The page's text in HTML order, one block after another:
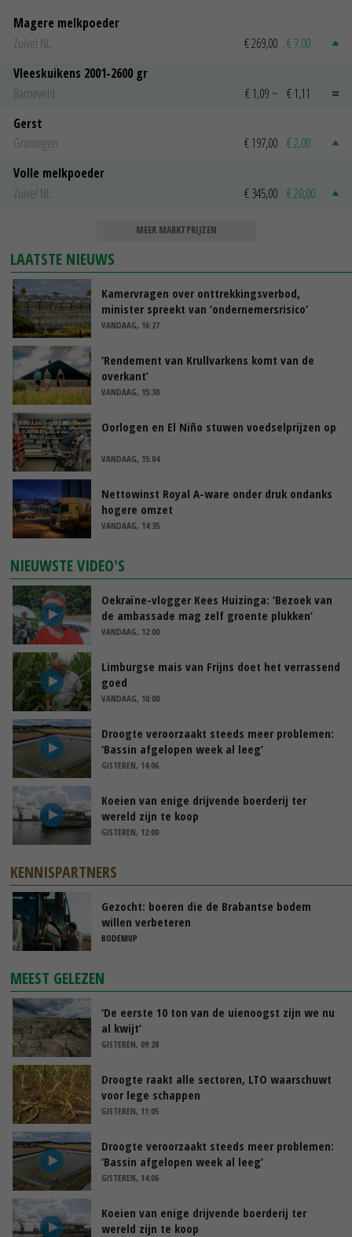
Magere melkpoeder
Zuivel NL
€ 269,00 € 7,00
Vleeskuikens 2001-2600 gr
Barneveld
€ 1,09 ~ € 1,11
Gerst
Groningen
€ 197,00 € 2,00
Volle melkpoeder
Zuivel NL
€ 345,00 € 20,00
MEER MARKTPRIJZEN
LAATSTE NIEUWS
Kamervragen over onttrekkingsverbod,
minister spreekt van ‘ondernemersrisico’
VANDAAG, 16:27
‘Rendement van Krullvarkens komt van de
overkant’
VANDAAG, 15:30
Oorlogen en El Niño stuwen voedselprijzen op
VANDAAG, 15:04
Nettowinst Royal A-ware onder druk ondanks
hogere omzet
VANDAAG, 14:35
NIEUWSTE VIDEO'S
Oekraïne-vlogger Kees Huizinga: ‘Bezoek van
de ambassade mag zelf groente plukken’
VANDAAG, 12:00
Limburgse mais van Frijns doet het verrassend
goed
VANDAAG, 10:00
Droogte veroorzaakt steeds meer problemen:
‘Bassin afgelopen week al leeg’
GISTEREN, 14:06
Koeien van enige drijvende boerderij ter
wereld zijn te koop
GISTEREN, 12:00
KENNISPARTNERS
Gezocht: boeren die de Brabantse bodem
willen verbeteren
BODEMUP
MEEST GELEZEN
‘De eerste 10 ton van de uienoogst zijn we nu
al kwijt’
GISTEREN, 09:28
Droogte raakt alle sectoren, LTO waarschuwt
voor lege schappen
GISTEREN, 11:05
Droogte veroorzaakt steeds meer problemen:
‘Bassin afgelopen week al leeg’
GISTEREN, 14:06
Koeien van enige drijvende boerderij ter
wereld zijn te koop